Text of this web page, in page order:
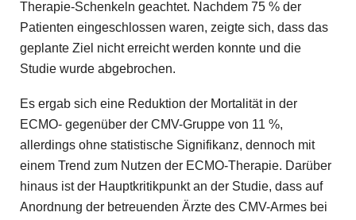
Therapie-Schenkeln geachtet. Nachdem 75 % der
Patienten eingeschlossen waren, zeigte sich, dass das
geplante Ziel nicht erreicht werden konnte und die
Studie wurde abgebrochen.
Es ergab sich eine Reduktion der Mortalität in der
ECMO- gegenüber der CMV-Gruppe von 11 %,
allerdings ohne statistische Signifikanz, dennoch mit
einem Trend zum Nutzen der ECMO-Therapie. Darüber
hinaus ist der Hauptkritikpunkt an der Studie, dass auf
Anordnung der betreuenden Ärzte des CMV-Armes bei